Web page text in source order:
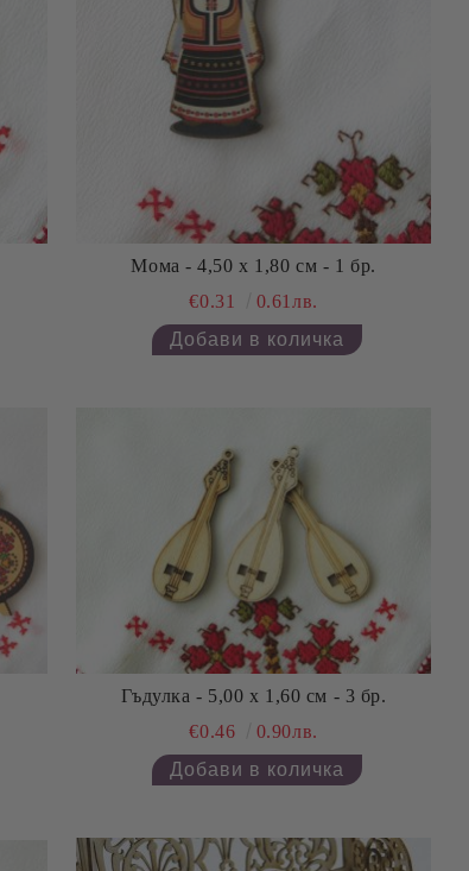
Мома - 4,50 х 1,80 см - 1 бр.
€0.31
0.61лв.
Гъдулка - 5,00 х 1,60 см - 3 бр.
€0.46
0.90лв.